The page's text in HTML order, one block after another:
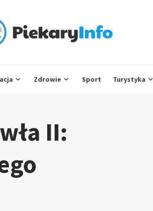
Zdrowie Sport Turystyka
II: